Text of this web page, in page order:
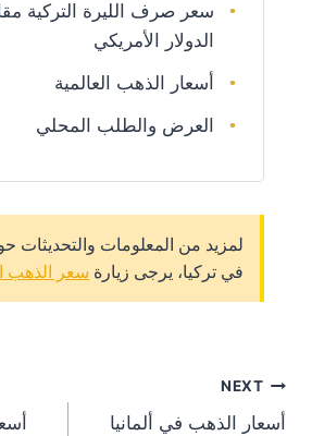
سعر صرف الليرة التركية
الدولار الأمريكي
أسعار الذهب العالمية
العرض والطلب المحلي
لمزيد من المعلومات والتحديثات
في تركيا، يرجى زيارة سعر الذهب
NEXT
أسعار الذهب في ألمانيا